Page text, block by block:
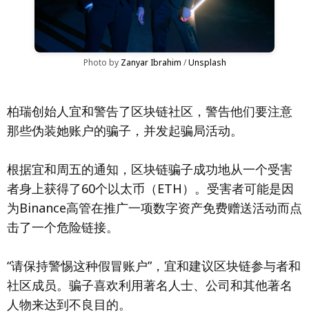
Photo by Zanyar Ibrahim / Unsplash
柏瑞创始人宜和警告了区块链社区，警告他们要注意
那些伪装她账户的骗子，并发起骗局活动。
根据宜和周五的通知，区块链骗子成功地从一个受害
者身上获得了60个以太币（ETH）。受害者可能是因
为Binance高管在推广一项数字资产免费赠送活动而点
击了一个危险链接。
“请保持警惕这种假冒账户”，宜和建议区块链参与者和
社区成员。骗子喜欢利用著名人士、公司和其他著名
人物来达到不良目的。